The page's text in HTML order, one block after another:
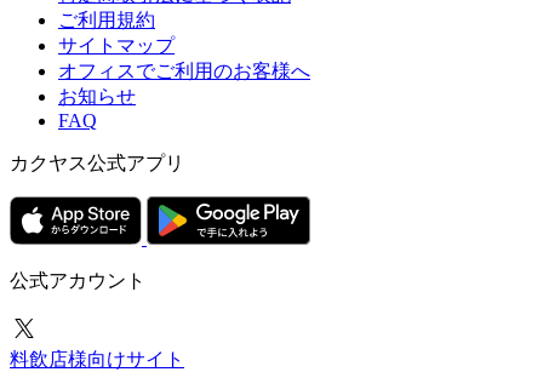
ご利用規約
サイトマップ
オフィスでご利用のお客様へ
お知らせ
FAQ
カクヤス公式アプリ
公式アカウント
料飲店様向けサイト